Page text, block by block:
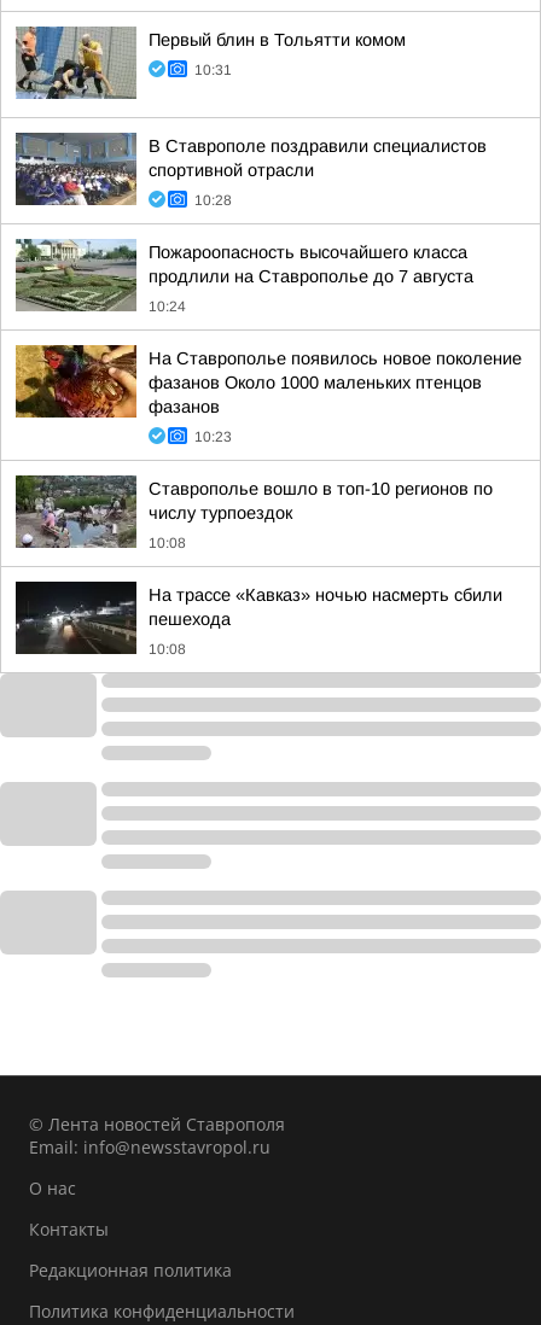
Первый блин в Тольятти комом
10:31
В Ставрополе поздравили специалистов
спортивной отрасли
10:28
Пожароопасность высочайшего класса
продлили на Ставрополье до 7 августа
10:24
На Ставрополье появилось новое поколение
фазанов Около 1000 маленьких птенцов
фазанов
10:23
Ставрополье вошло в топ-10 регионов по
числу турпоездок
10:08
На трассе «Кавказ» ночью насмерть сбили
пешехода
10:08
© Лента новостей Ставрополя
Email: info@newsstavropol.ru
О нас
Контакты
Редакционная политика
Политика конфиденциальности